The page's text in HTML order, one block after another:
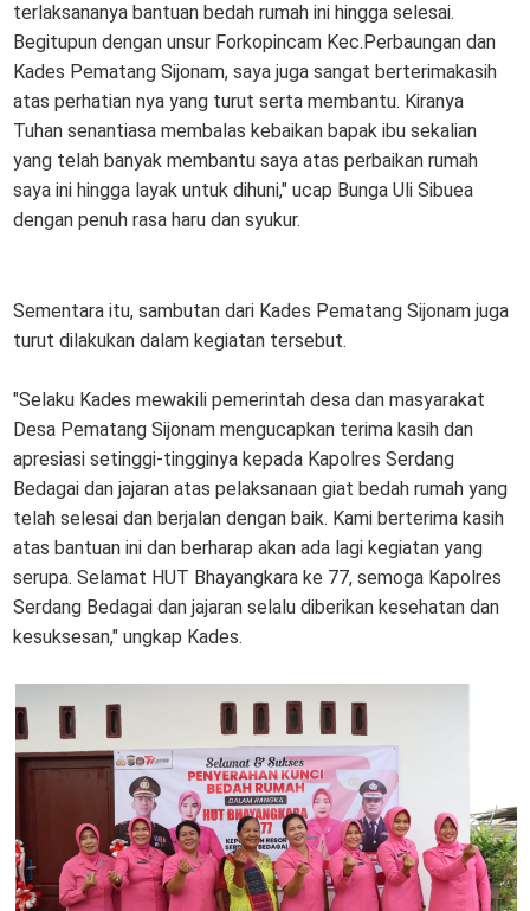
terlaksananya bantuan bedah rumah ini hingga selesai.
Begitupun dengan unsur Forkopincam Kec.Perbaungan dan
Kades Pematang Sijonam, saya juga sangat berterimakasih
atas perhatian nya yang turut serta membantu. Kiranya
Tuhan senantiasa membalas kebaikan bapak ibu sekalian
yang telah banyak membantu saya atas perbaikan rumah
saya ini hingga layak untuk dihuni," ucap Bunga Uli Sibuea
dengan penuh rasa haru dan syukur.
Sementara itu, sambutan dari Kades Pematang Sijonam juga
turut dilakukan dalam kegiatan tersebut.
"Selaku Kades mewakili pemerintah desa dan masyarakat
Desa Pematang Sijonam mengucapkan terima kasih dan
apresiasi setinggi-tingginya kepada Kapolres Serdang
Bedagai dan jajaran atas pelaksanaan giat bedah rumah yang
telah selesai dan berjalan dengan baik. Kami berterima kasih
atas bantuan ini dan berharap akan ada lagi kegiatan yang
serupa. Selamat HUT Bhayangkara ke 77, semoga Kapolres
Serdang Bedagai dan jajaran selalu diberikan kesehatan dan
kesuksesan," ungkap Kades.